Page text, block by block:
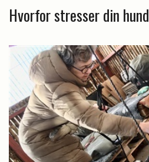
Hvorfor stresser din hund